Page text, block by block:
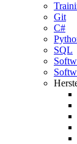
Git
C#
SQL